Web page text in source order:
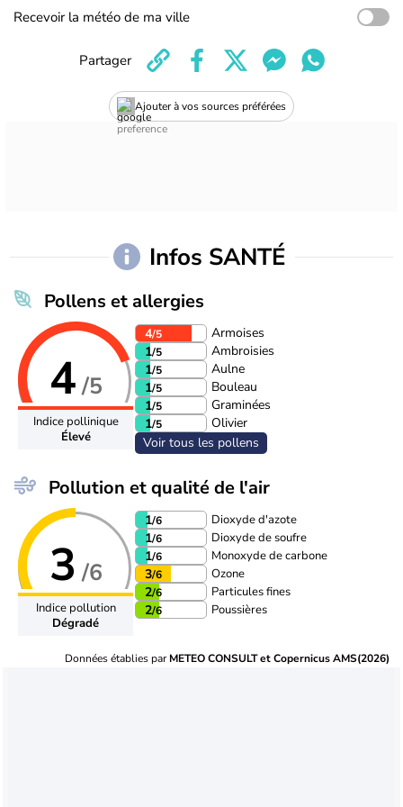
Recevoir la météo de ma ville
Ajouter à vos sources préférées
Partager
Infos SANTÉ
Pollens et allergies
4/5
Indice pollinique
Élevé
4/5
Armoises
1/5
Ambroisies
1/5
Aulne
1/5
Bouleau
1/5
Graminées
1/5
Olivier
Voir tous les pollens
Pollution et qualité de l'air
3 /6
Indice pollution
Dégradé
1/6 Dioxyde d'azote
1/6 Dioxyde de soufre
1/6 Monoxyde de carbone
3/6 Ozone
2/6 Particules fines
2/6 Poussières
Données établies parMETEO CONSULT et Copernicus AMS(2026)